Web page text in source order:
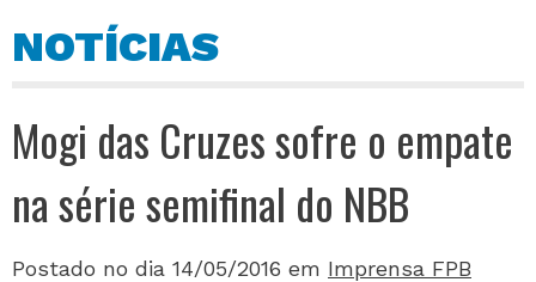
NOTÍCIAS
Mogi das Cruzes sofre o empate
na série semifinal do NBB
Postado no dia 14/05/2016 em Imprensa FPB